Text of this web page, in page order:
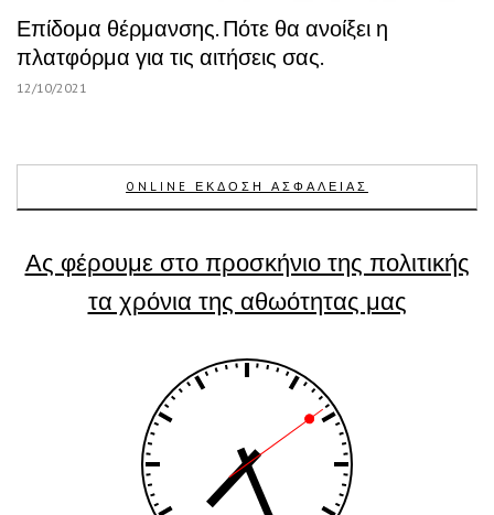
Επίδομα θέρμανσης. Πότε θα ανοίξει η
πλατφόρμα για τις αιτήσεις σας.
12/10/2021
ONLINE ΕΚΔΟΣΗ ΑΣΦΑΛΕΙΑΣ
Ας φέρουμε στο προσκήνιο της πολιτικής
τα χρόνια της αθωότητας μας